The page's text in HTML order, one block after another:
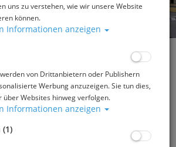
der GTÜM
ist Ihre Ansprechpartnerin in
uns zu verstehen, wie wir unsere Website
können.
Informationen anzeigen
von Drittanbietern oder Publishern
Werbung anzuzeigen. Sie tun dies,
über Websites hinweg verfolgen.
Informationen anzeigen